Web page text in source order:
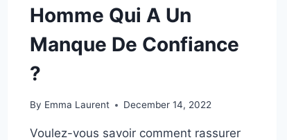
Homme Qui A Un
Manque De Confiance
?
By Emma Laurent December 14, 2022
Voulez-vous savoir comment rassurer